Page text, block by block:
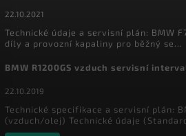
22.10.2021
Technické údaje a servisní plán: BMW
díly a provozní kapaliny pro běžný se...
BMW R1200GS vzduch servisní
22.10.2019
Technické specifikace a servisní plán:
(vzduch/olej) Technické údaje